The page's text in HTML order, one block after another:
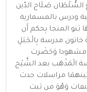
صَلَاح الدّين
ودرس بالمسمارية
بَنو المنجا بِحكم أَن
خاتون مدرسة بِالْجَبَلِ
مشهودا وَحَضَرت
الْمَذْهَب بعد الشَّيْخ
مراسلات حدث
وَهُوَ من بَيت